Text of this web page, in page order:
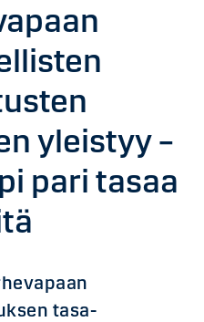
yleistyy –
pari tasaa
tasa-